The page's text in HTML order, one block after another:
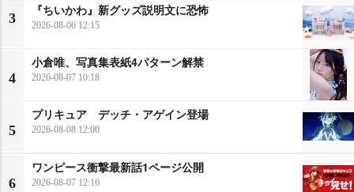
3
『ちいかわ』新グッズ説明文に恐怖
2026-08-06 12:15
4
小倉唯、写真集表紙4パターン解禁
2026-08-07 10:18
5
プリキュア デッチ・アゲイン登場
2026-08-08 12:00
6
ワンピース衝撃最新話1ページ公開
2026-08-07 12:16